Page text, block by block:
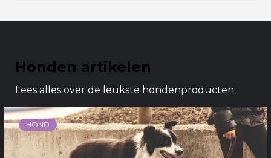
Honden artikelen
Lees alles over de leukste hondenproducten
HOND